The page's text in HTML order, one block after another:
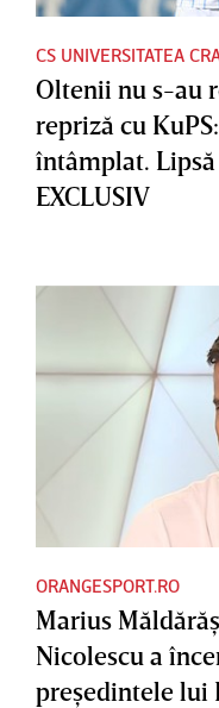
CS UNIVERSITATEA
Oltenii nu s-au
repriză cu
întâmplat. Lipsă
EXCLUSIV
ORANGESPORT.RO
Marius
Nicolescu a
preşedintele lui